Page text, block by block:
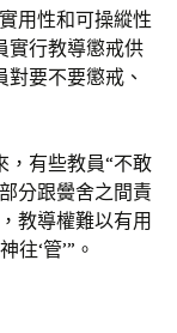
用性和可操縱性
實行教導懲戒供
要不要懲戒、
，有些教員“不敢
分跟黌舍之間責
教導權難以有用
‘管’”。